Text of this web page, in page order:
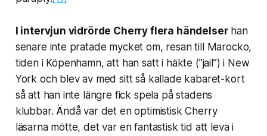
I intervjun vidrörde Cherry flera händelserhan
senare inte pratade mycket om, resan till Marocko,
tiden i Köpenhamn, att han satt i häkte (”jail”) i New
York och blev av med sitt så kallade kabaret-kort
så att han inte längre fick spela på stadens
klubbar. Ändå var det en optimistisk Cherry
läsarna mötte, det var en fantastisk tid att leva i